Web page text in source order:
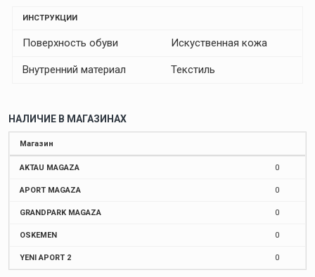
ИНСТРУКЦИИ
Поверхность обуви Искуственная кожа
Внутренний материал Текстиль
НАЛИЧИЕ В МАГАЗИНАХ
Магазин
AKTAU MAGAZA 0
APORT MAGAZA 0
GRANDPARK MAGAZA 0
OSKEMEN 0
YENI APORT 2 0